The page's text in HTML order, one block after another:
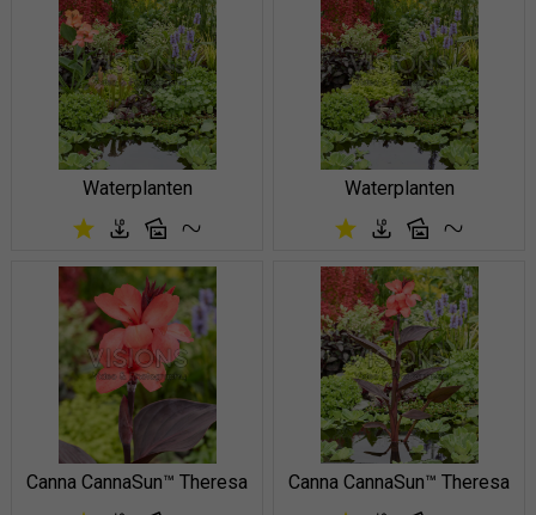
Waterplanten Waterplanten
Canna CannaSun™ Theresa Canna CannaSun™ Theresa